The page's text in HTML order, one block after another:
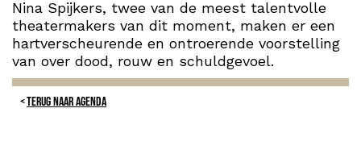
Nina Spijkers, twee van de meest talentvolle
theatermakers van dit moment, maken er een
hartverscheurende en ontroerende voorstelling
van over dood, rouw en schuldgevoel.
TERUG NAAR AGENDA